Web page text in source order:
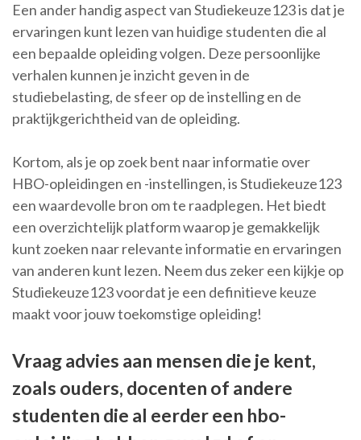
Een ander handig aspect van Studiekeuze123 is dat je
ervaringen kunt lezen van huidige studenten die al
een bepaalde opleiding volgen. Deze persoonlijke
verhalen kunnen je inzicht geven in de
studiebelasting, de sfeer op de instelling en de
praktijkgerichtheid van de opleiding.
Kortom, als je op zoek bent naar informatie over
HBO-opleidingen en -instellingen, is Studiekeuze123
een waardevolle bron om te raadplegen. Het biedt
een overzichtelijk platform waarop je gemakkelijk
kunt zoeken naar relevante informatie en ervaringen
van anderen kunt lezen. Neem dus zeker een kijkje op
Studiekeuze123 voordat je een definitieve keuze
maakt voor jouw toekomstige opleiding!
Vraag advies aan mensen die je kent,
zoals ouders, docenten of andere
studenten die al eerder een hbo-